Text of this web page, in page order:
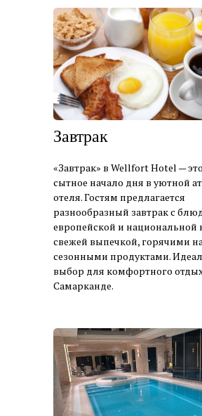
Завтрак
«Завтрак» в Wellfort Hotel —
сытное начало дня в уютной
отеля. Гостям предлагается
разнообразный завтрак с
европейской и национальной
свежей выпечкой, горячими
сезонными продуктами.
выбор для комфортного
Самарканде.